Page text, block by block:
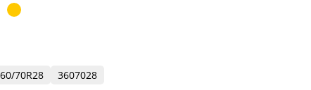
70R28 3607028